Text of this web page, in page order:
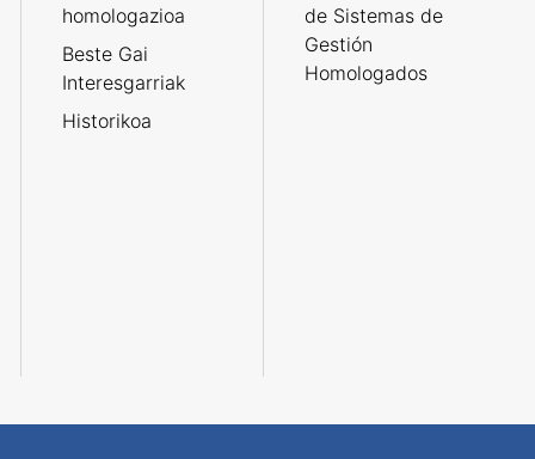
homologazioa
Beste Gai
Interesgarriak
Historikoa
de Sistemas de
Gestión
Homologados